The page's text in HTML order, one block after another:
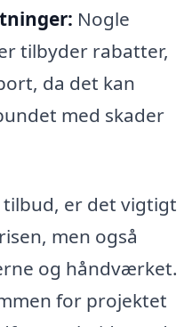
Nogle
tilbyder rabatter,
da det kan
med skader
er det vigtigt
men også
og håndværket.
for projektet